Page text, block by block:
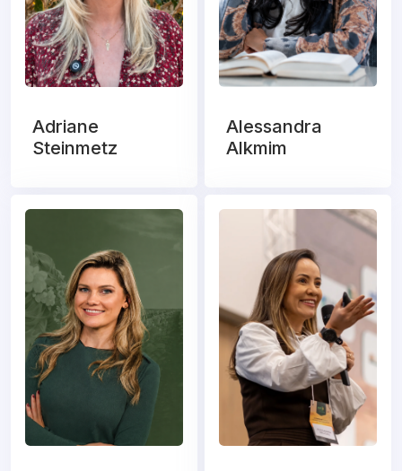
Adriane
Steinmetz
Alessandra
Alkmim